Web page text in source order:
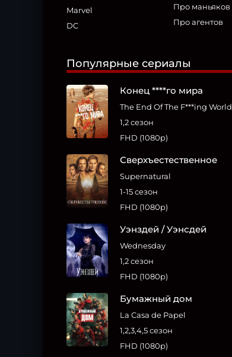
Marvel
DC
Про маньяков
Про агентов
Популярные сериалы
Конец ****го мира
The End Of The F***ing World
1,2 сезон
FHD (1080p)
Сверхъестественное
Supernatural
1-15 сезон
FHD (1080p)
Уэнздей / Уэнсдей
Wednesday
1,2 сезон
FHD (1080p)
Бумажный дом
La Casa de Papel
1,2,3,4,5 сезон
FHD (1080p)